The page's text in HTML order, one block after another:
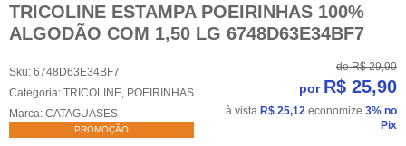
TRICOLINE ESTAMPA POEIRINHAS 100%
ALGODÃO COM 1,50 LG 6748D63E34BF7
Sku: 6748D63E34BF7
Categoria: TRICOLINE, POEIRINHAS
Marca: CATAGUASES
PROMOÇÃO
de R$ 29,90
por R$ 25,90
à vista R$ 25,12 economize 3% no
Pix